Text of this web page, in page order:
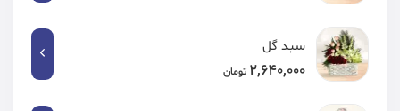
سبد گل
2,640,000 تومان